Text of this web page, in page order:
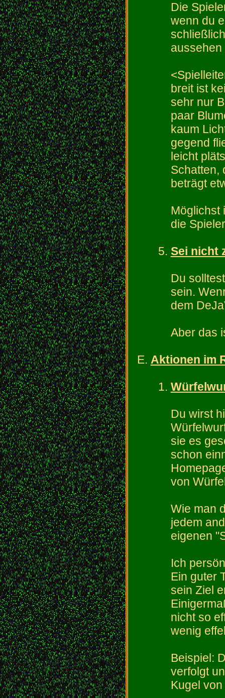
Die
wenn du
aussehen
breit ist
sehr nur
paar
kaum
gegend
leicht
Schatten,
beträgt
Möglichst
die
Sei nicht
Du
sein.
dem
Aber das
Aktionen im
Du wirst
sie es
schon
von
Wie man
jedem
eigenen
Ich
Ein guter
sein Ziel
nicht so
wenig
Beispiel:
verfolgt
Kugel